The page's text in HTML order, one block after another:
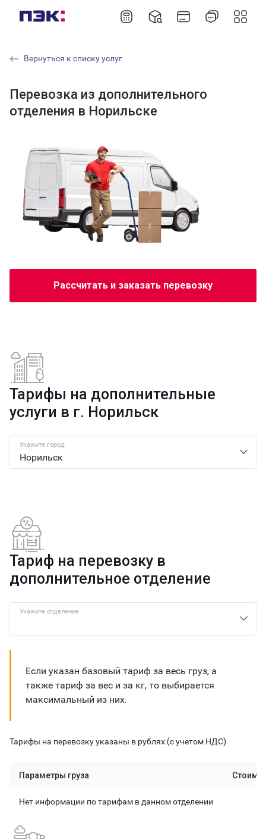
Перевозка из дополнительного
отделения в Норильске
Рассчитать и заказать перевозку
Вернуться к списку услуг
Тарифы на дополнительные
услуги в г. Норильск
Укажите город
Тариф на перевозку в
дополнительное отделение
Укажите отделение
Если указан базовый тариф за весь груз, а
также тариф за вес и за кг, то выбирается
максимальный из них.
Тарифы на перевозку указаны в рублях (с учетом НДС)
Параметры груза
Нет информации по тарифам в данном отделении